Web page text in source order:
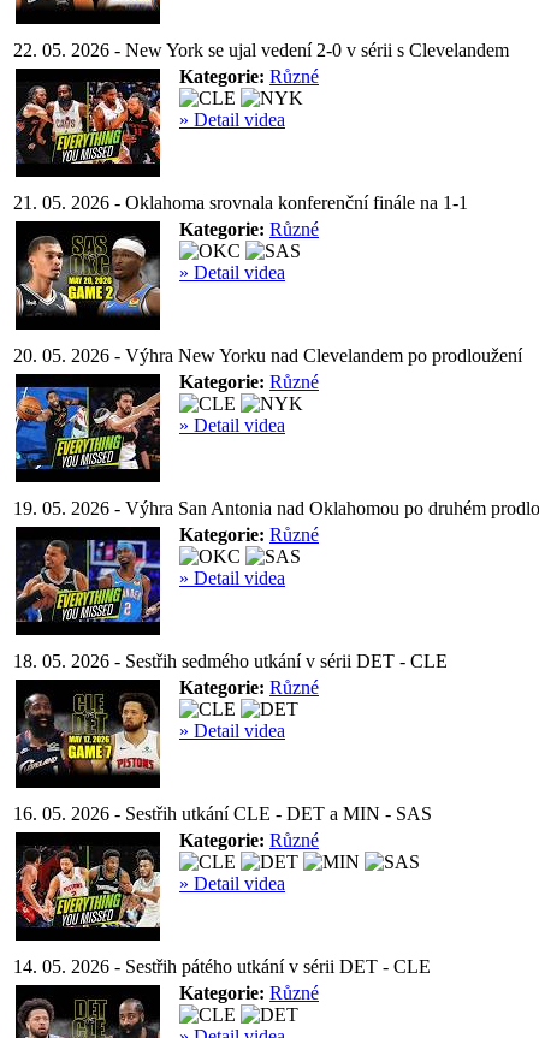
22. 05. 2026 - New York se ujal vedení 2-0 v sérii s Clevelandem
Kategorie: Různé
» Detail videa
21. 05. 2026 - Oklahoma srovnala konferenční finále na 1-1
Kategorie: Různé
» Detail videa
20. 05. 2026 - Výhra New Yorku nad Clevelandem po prodloužení
Kategorie: Různé
» Detail videa
19. 05. 2026 - Výhra San Antonia nad Oklahomou po druhém
Kategorie: Různé
» Detail videa
18. 05. 2026 - Sestřih sedmého utkání v sérii DET - CLE
Kategorie: Různé
» Detail videa
16. 05. 2026 - Sestřih utkání CLE - DET a MIN - SAS
Kategorie: Různé
» Detail videa
14. 05. 2026 - Sestřih pátého utkání v sérii DET - CLE
Kategorie: Různé